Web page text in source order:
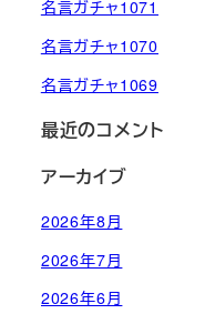
名言ガチャ1071
名言ガチャ1070
名言ガチャ1069
最近のコメント
アーカイブ
2026年8月
2026年7月
2026年6月